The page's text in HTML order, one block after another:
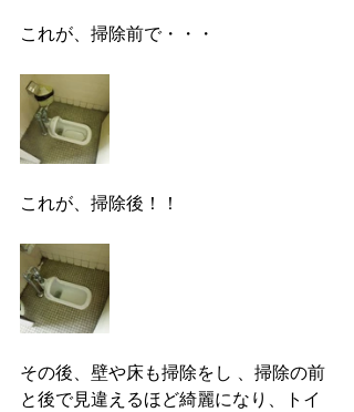
これが、掃除前で・・・
これが、掃除後！！
その後、壁や床も掃除をし 、掃除の前
と後で見違えるほど綺麗になり、トイ